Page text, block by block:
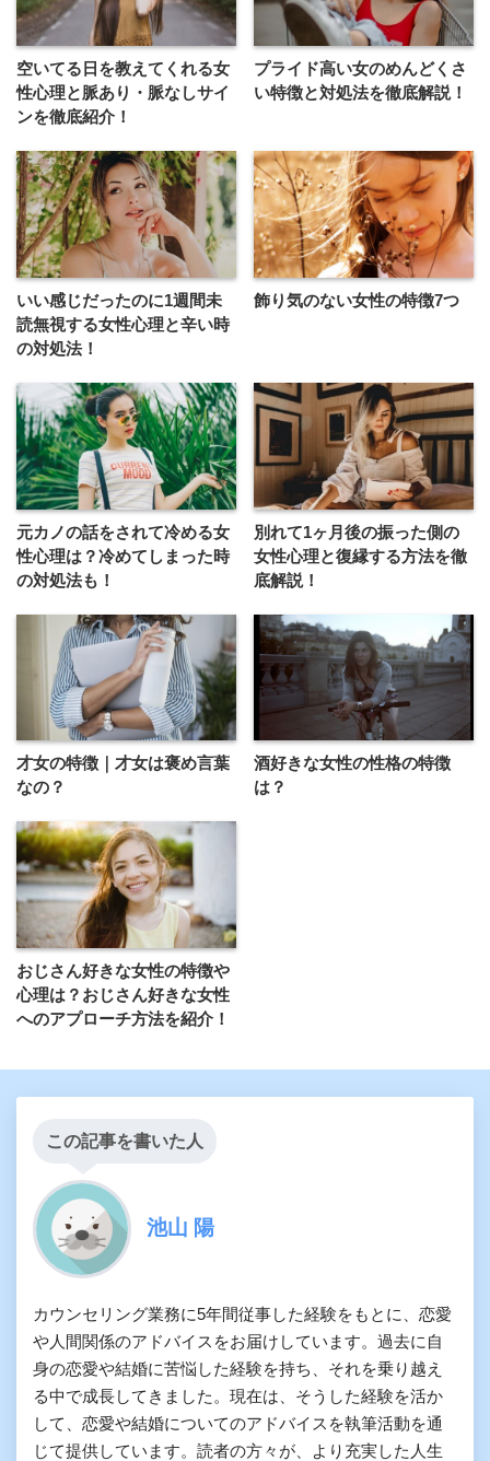
空いてる日を教えてくれる女
性心理と脈あり・脈なしサイ
ンを徹底紹介！
プライド高い女のめんどくさ
い特徴と対処法を徹底解説！
いい感じだったのに1週間未
読無視する女性心理と辛い時
の対処法！
飾り気のない女性の特徴7つ
元カノの話をされて冷める女
性心理は？冷めてしまった時
の対処法も！
別れて1ヶ月後の振った側の
女性心理と復縁する方法を徹
底解説！
才女の特徴｜才女は褒め言葉
なの？
酒好きな女性の性格の特徴
は？
おじさん好きな女性の特徴や
心理は？おじさん好きな女性
へのアプローチ方法を紹介！
この記事を書いた人
池山 陽
カウンセリング業務に5年間従事した経験をもとに、恋愛
や人間関係のアドバイスをお届けしています。過去に自
身の恋愛や結婚に苦悩した経験を持ち、それを乗り越え
る中で成長してきました。現在は、そうした経験を活か
して、恋愛や結婚についてのアドバイスを執筆活動を通
じて提供しています。読者の方々が、より充実した人生